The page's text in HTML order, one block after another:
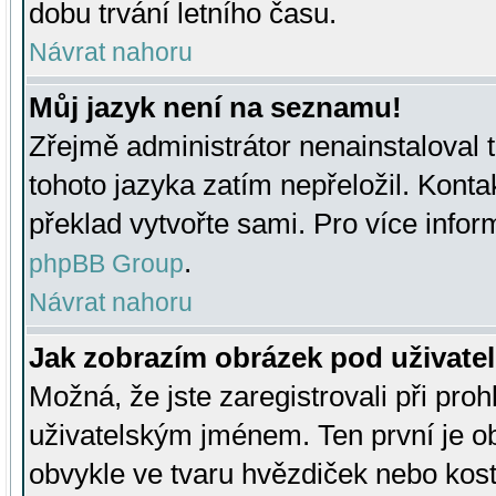
dobu trvání letního času.
Návrat nahoru
Můj jazyk není na seznamu!
Zřejmě administrátor nenainstaloval
tohoto jazyka zatím nepřeložil.
překlad vytvořte sami. Pro více
phpBB Group.
Návrat nahoru
Jak zobrazím obrázek pod
Možná, že jste zaregistrovali při
uživatelským jménem. Ten první je
obvykle ve tvaru hvězdiček nebo